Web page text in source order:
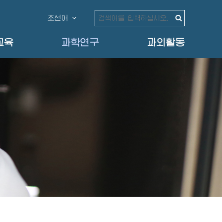
조선어
육 과학연구 과외활동